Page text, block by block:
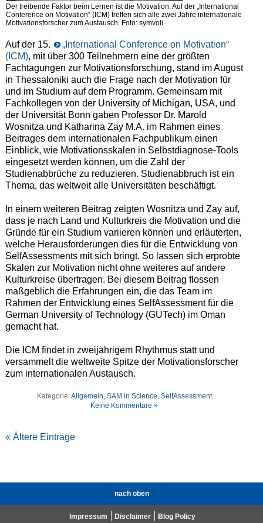
Der treibende Faktor beim Lernen ist die Motivation: Auf der „International
Conference on Motivation“ (ICM) treffen sich alle zwei Jahre internationale
Motivationsforscher zum Austausch. Foto: symvoli
Auf der 15.
„International Conference on Motivation“
(ICM), mit über 300 Teilnehmern eine der größten
Fachtagungen zur Motivationsforschung, stand im August
in Thessaloniki auch die Frage nach der Motivation für
und im Studium auf dem Programm. Gemeinsam mit
Fachkollegen von der University of Michigan, USA, und
der Universität Bonn gaben Professor Dr. Marold
Wosnitza und Katharina Zay M.A. im Rahmen eines
Beitrages dem internationalen Fachpublikum einen
Einblick, wie Motivationsskalen in Selbstdiagnose-Tools
eingesetzt werden können, um die Zahl der
Studienabbrüche zu reduzieren. Studienabbruch ist ein
Thema, das weltweit alle Universitäten beschäftigt.
In einem weiteren Beitrag zeigten Wosnitza und Zay auf,
dass je nach Land und Kulturkreis die Motivation und die
Gründe für ein Studium variieren können und erläuterten,
welche Herausforderungen dies für die Entwicklung von
SelfAssessments mit sich bringt. So lassen sich erprobte
Skalen zur Motivation nicht ohne weiteres auf andere
Kulturkreise übertragen. Bei diesem Beitrag flossen
maßgeblich die Erfahrungen ein, die das Team im
Rahmen der Entwicklung eines SelfAssessment für die
German University of Technology (GUTech) im Oman
gemacht hat.
Die ICM findet in zweijährigem Rhythmus statt und
versammelt die weltweite Spitze der Motivationsforscher
zum internationalen Austausch.
Kategorie:Allgemein SAM in Science SelfAssessment
Keine Kommentare »
« Ältere Einträge
nach oben
Impressum Disclaimer Blog Policy